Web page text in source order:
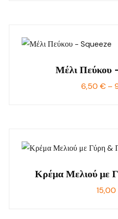
Μέλι Πεύκου
6,50 € –
Κρέμα Μελιού με
15,00